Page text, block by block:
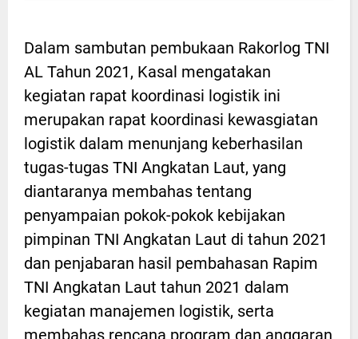
Dalam sambutan pembukaan Rakorlog TNI
AL Tahun 2021, Kasal mengatakan
kegiatan rapat koordinasi logistik ini
merupakan rapat koordinasi kewasgiatan
logistik dalam menunjang keberhasilan
tugas-tugas TNI Angkatan Laut, yang
diantaranya membahas tentang
penyampaian pokok-pokok kebijakan
pimpinan TNI Angkatan Laut di tahun 2021
dan penjabaran hasil pembahasan Rapim
TNI Angkatan Laut tahun 2021 dalam
kegiatan manajemen logistik, serta
membahas rencana program dan anggaran